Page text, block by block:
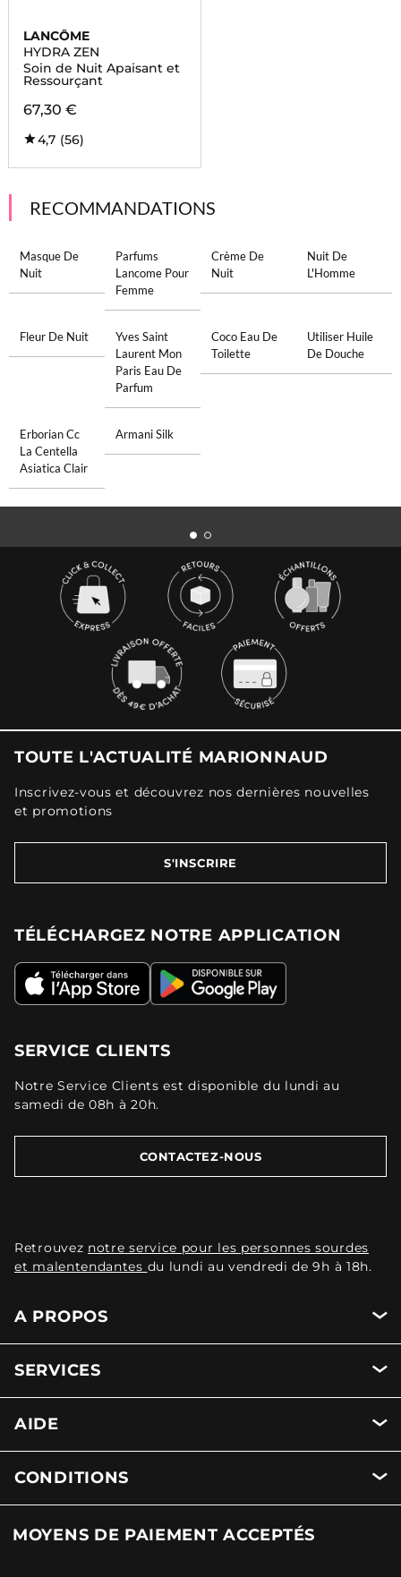
LANCÔME
HYDRA ZEN
Soin de Nuit Apaisant et
Ressourçant
67,30 €
4,7 (56)
RECOMMANDATIONS
Masque De
Nuit
Parfums
Lancome Pour
Femme
Crème De
Nuit
Nuit De
L'Homme
Fleur De Nuit
Yves Saint
Laurent Mon
Paris Eau De
Parfum
Coco Eau De
Toilette
Utiliser Huile
De Douche
Erborian Cc
La Centella
Asiatica Clair
Armani Silk
TOUTE L'ACTUALITÉ MARIONNAUD
Inscrivez-vous et découvrez nos dernières nouvelles
et promotions
S'INSCRIRE
TÉLÉCHARGEZ NOTRE APPLICATION
SERVICE CLIENTS
Notre Service Clients est disponible du lundi au
samedi de 08h à 20h.
CONTACTEZ-NOUS
Retrouvez notre service pour les personnes sourdes
et malentendantes du lundi au vendredi de 9h à 18h.
A PROPOS
SERVICES
AIDE
CONDITIONS
MOYENS DE PAIEMENT ACCEPTÉS